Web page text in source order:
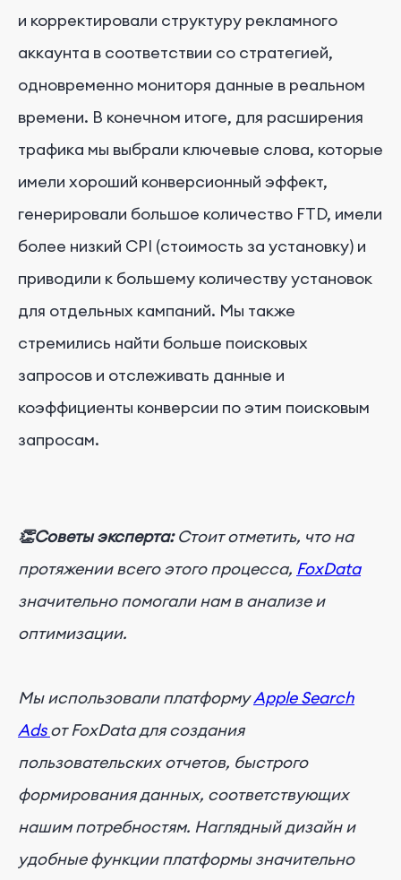
и корректировали структуру рекламного
аккаунта в соответствии со стратегией,
одновременно мониторя данные в реальном
времени. В конечном итоге, для расширения
трафика мы выбрали ключевые слова, которые
имели хороший конверсионный эффект,
генерировали большое количество FTD, имели
более низкий CPI (стоимость за установку) и
приводили к большему количеству установок
для отдельных кампаний. Мы также
стремились найти больше поисковых
запросов и отслеживать данные и
коэффициенты конверсии по этим поисковым
запросам.
👏Советы эксперта:Стоит отметить, что на
протяжении всего этого процесса, FoxData
значительно помогали нам в анализе и
оптимизации.
Мы использовали платформуApple Search
Adsот FoxData для создания
пользовательских отчетов, быстрого
формирования данных, соответствующих
нашим потребностям. Наглядный дизайн и
удобные функции платформы значительно